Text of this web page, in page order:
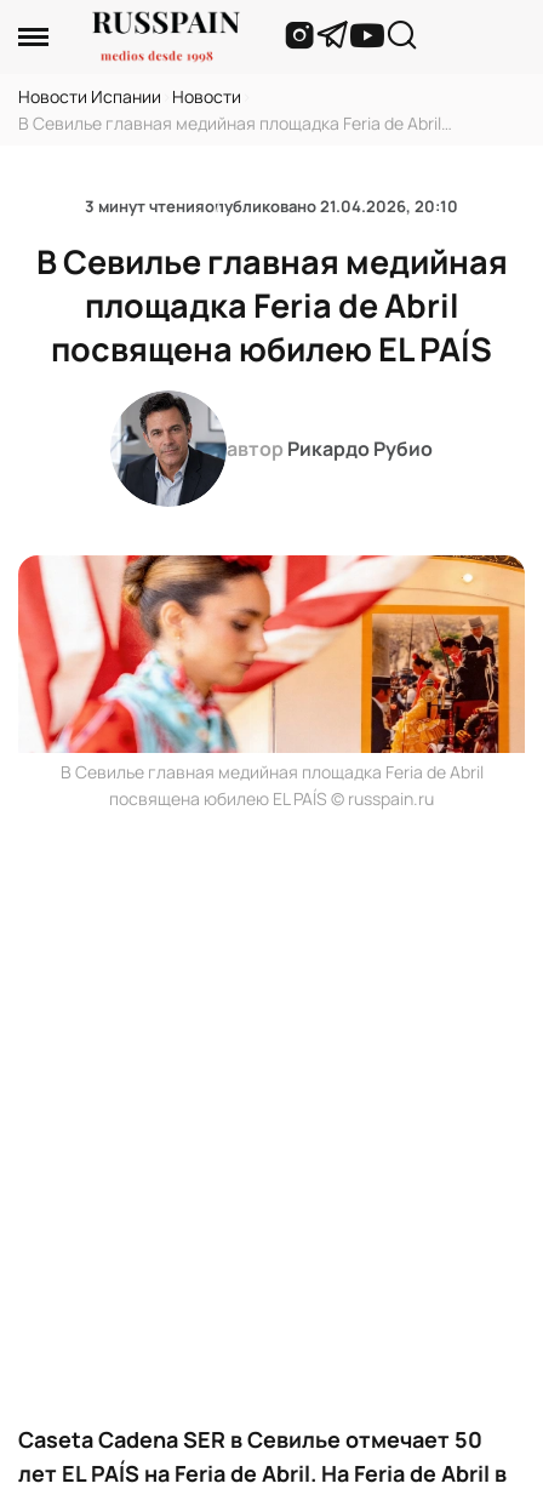
Новости Испании Новости
В Севилье главная медийная площадка Feria de Abril
3 минут чтенияопубликовано21.04.2026, 20:10
В Севилье главная медийная
площадка Feria de Abril
посвящена юбилею EL PAÍS
автор Рикардо Рубио
В Севилье главная медийная площадка Feria de Abril
посвящена юбилею EL PAÍS © russpain.ru
Caseta Cadena SER в Севилье отмечает 50
лет EL PAÍS на Feria de Abril. На Feria de Abril в